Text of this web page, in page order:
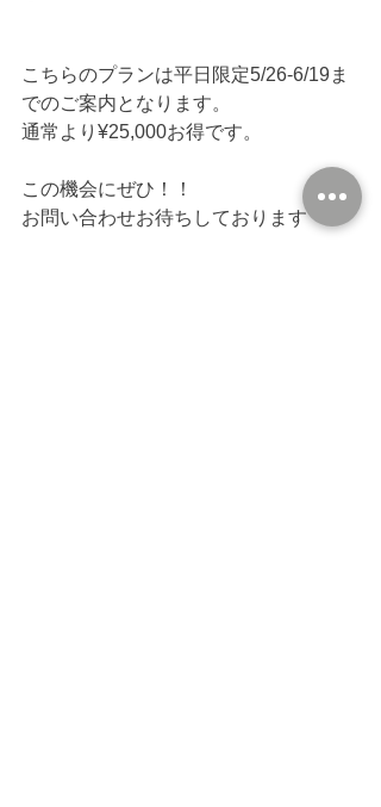
こちらのプランは平日限定5/26-6/19ま
でのご案内となります。
通常より¥25,000お得です。
この機会にぜひ！！
お問い合わせお待ちしております